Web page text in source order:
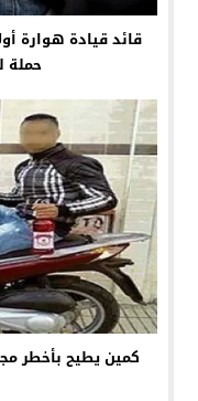
قائد قيادة هوارة
حملة
كمين يطيح بأخطر